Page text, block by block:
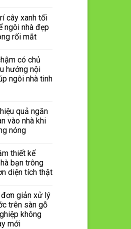
cây xanh tối
ngôi nhà đẹp
rối mắt
có chủ
hướng nội
ngôi nhà tinh
quả ngăn
vào nhà khi
nóng
thiết kế
bạn trông
diện tích thật
giản xử lý
trên sàn gỗ
không
mới